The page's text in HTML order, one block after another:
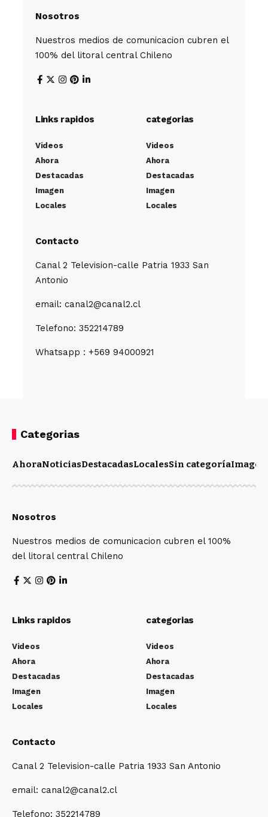
Nosotros
Nuestros medios de comunicacion cubren el
100% del litoral central Chileno
Links rapidos
Videos
Ahora
Destacadas
Imagen
Locales
categorias
Videos
Ahora
Destacadas
Imagen
Locales
Contacto
Canal 2 Television-calle Patria 1933 San
Antonio
email: canal2@canal2.cl
Telefono: 352214789
Whatsapp : +569 94000921
Categorias
AhoraNoticiasDestacadasLocalesSin categoríaImagen
Nosotros
Nuestros medios de comunicacion cubren el 100%
del litoral central Chileno
Links rapidos
Videos
Ahora
Destacadas
Imagen
Locales
categorias
Videos
Ahora
Destacadas
Imagen
Locales
Contacto
Canal 2 Television-calle Patria 1933 San Antonio
email: canal2@canal2.cl
Telefono: 352214789